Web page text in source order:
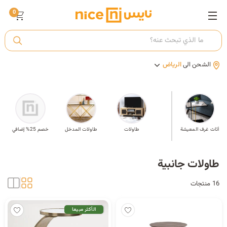
أ الشحن الىالرياض
0
أثاث غرف المعيشة
طاولات جانبية طاولات طاولات المدخل خصم 25% إضافي
طاولات جانبية
16 منتجات
الأكثر مبيعا